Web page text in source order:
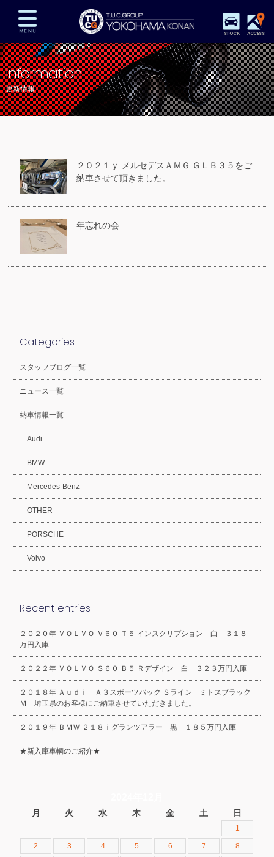
STOCK ACCESS
在庫車両情報 保証&サービス パーツリスト
TUCとは？ 店舗情報 アクセスマップ
全国納車 特別作業 注文販売
プライバシーポリシー スタッフblog
Information
更新情報
２０２１ｙ メルセデスＡＭＧ ＧＬＢ３５をご
納車させて頂きました。
年忘れの会
Categories
スタッフブログ一覧
ニュース一覧
納車情報一覧
Audi
BMW
Mercedes-Benz
OTHER
PORSCHE
Volvo
Recent entries
２０２０年 ＶＯＬＶＯ Ｖ６０ Ｔ５ インスクリプション 白 ３１８
万円入庫
２０２２年 ＶＯＬＶＯ Ｓ６０ Ｂ５ Ｒデザイン 白 ３２３万円入庫
２０１８年 Ａｕｄｉ Ａ３スポーツバック Ｓライン ミトスブラック
Ｍ 埼玉県のお客様にご納車させていただきました。
２０１９年 ＢＭＷ ２１８ｉグランツアラー 黒 １８５万円入庫
★新入庫車輌のご紹介★
月 火 水 木 金 土 日
1
2 3 4 5 6 7 8